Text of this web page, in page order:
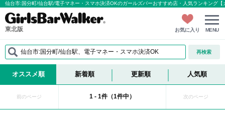
仙台市:国分町/仙台駅/電子マネー・スマホ決済OKのガールズバーおすすめ店・人気ランキング【
東北版 お気に入り MENU
仙台市:国分町/仙台駅、電子マネー・スマホ決済OK 再検索
オススメ順 新着順 更新順 人気順
前のページ 1 - 1件（1件中） 次のページ